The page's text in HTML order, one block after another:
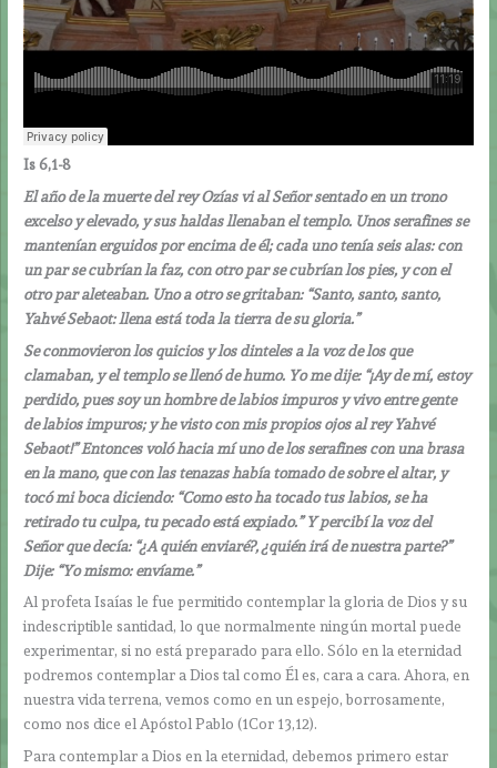
Is 6,1-8
El año de la muerte del rey Ozías vi al Señor sentado en un trono
excelso y elevado, y sus haldas llenaban el templo. Unos serafines se
mantenían erguidos por encima de él; cada uno tenía seis alas: con
un par se cubrían la faz, con otro par se cubrían los pies, y con el
otro par aleteaban. Uno a otro se gritaban: “Santo, santo, santo,
Yahvé Sebaot: llena está toda la tierra de su gloria.”
Se conmovieron los quicios y los dinteles a la voz de los que
clamaban, y el templo se llenó de humo. Yo me dije: “¡Ay de mí, estoy
perdido, pues soy un hombre de labios impuros y vivo entre gente
de labios impuros; y he visto con mis propios ojos al rey Yahvé
Sebaot!” Entonces voló hacia mí uno de los serafines con una brasa
en la mano, que con las tenazas había tomado de sobre el altar, y
tocó mi boca diciendo: “Como esto ha tocado tus labios, se ha
retirado tu culpa, tu pecado está expiado.” Y percibí la voz del
Señor que decía: “¿A quién enviaré?, ¿quién irá de nuestra parte?”
Dije: “Yo mismo: envíame.”
Al profeta Isaías le fue permitido contemplar la gloria de Dios y su
indescriptible santidad, lo que normalmente ningún mortal puede
experimentar, si no está preparado para ello. Sólo en la eternidad
podremos contemplar a Dios tal como Él es, cara a cara. Ahora, en
nuestra vida terrena, vemos como en un espejo, borrosamente,
como nos dice el Apóstol Pablo (1Cor 13,12).
Para contemplar a Dios en la eternidad, debemos primero estar